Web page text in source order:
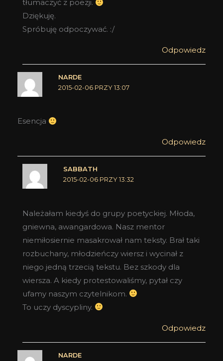
tłumaczyć z poezji.
Dziękuję.
Spróbuję odpoczywać. :/
Odpowiedz
NARDE
2015-02-06 PRZY 13:07
Esencja
Odpowiedz
SABBATH
2015-02-06 PRZY 13:32
Należałam kiedyś do grupy poetyckiej. Młoda,
gniewna, awangardowa. Nasz mentor
niemiłosiernie masakrował nam teksty. Brał taki
rozbuchany, młodzieńczy wiersz i wycinał z
niego jedną trzecią tekstu. Bez szkody dla
wiersza. A kiedy protestowaliśmy, pytał czy
ufamy naszym czytelnikom.
To uczy dyscypliny.
Odpowiedz
NARDE